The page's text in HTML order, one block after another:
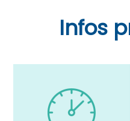
Infos